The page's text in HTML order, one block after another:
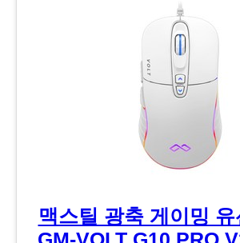
맥스틸 광축 게이밍